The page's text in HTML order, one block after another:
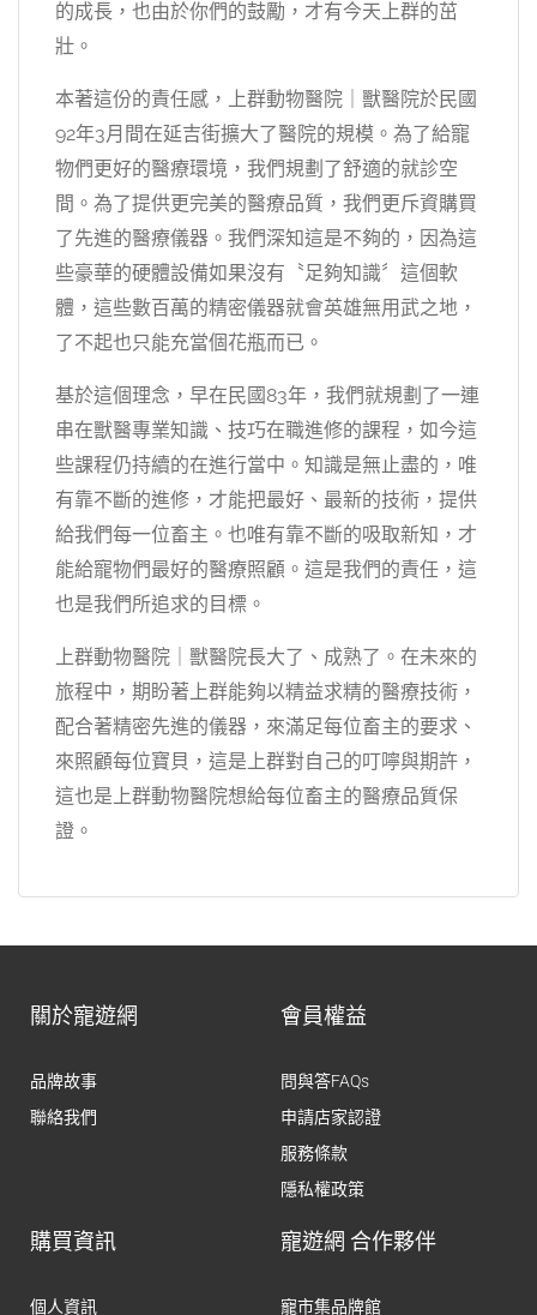
的成長，也由於你們的鼓勵，才有今天上群的茁
壯。
本著這份的責任感，上群動物醫院｜獸醫院於民國
92年3月間在延吉街擴大了醫院的規模。為了給寵
物們更好的醫療環境，我們規劃了舒適的就診空
間。為了提供更完美的醫療品質，我們更斥資購買
了先進的醫療儀器。我們深知這是不夠的，因為這
些豪華的硬體設備如果沒有〝足夠知識〞這個軟
體，這些數百萬的精密儀器就會英雄無用武之地，
了不起也只能充當個花瓶而已。
基於這個理念，早在民國83年，我們就規劃了一連
串在獸醫專業知識、技巧在職進修的課程，如今這
些課程仍持續的在進行當中。知識是無止盡的，唯
有靠不斷的進修，才能把最好、最新的技術，提供
給我們每一位畜主。也唯有靠不斷的吸取新知，才
能給寵物們最好的醫療照顧。這是我們的責任，這
也是我們所追求的目標。
上群動物醫院｜獸醫院長大了、成熟了。在未來的
旅程中，期盼著上群能夠以精益求精的醫療技術，
配合著精密先進的儀器，來滿足每位畜主的要求、
來照顧每位寶貝，這是上群對自己的叮嚀與期許，
這也是上群動物醫院想給每位畜主的醫療品質保
證。
關於寵遊網
品牌故事
聯絡我們
會員權益
問與答FAQs
申請店家認證
服務條款
隱私權政策
購買資訊
個人資訊
寵遊網 合作夥伴
寵市集品牌館